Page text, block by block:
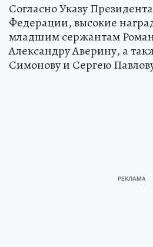
Согласно Указу
Федерации, высокие
младшим сержантам
Александру Аверину, а
Симонову и Сергею